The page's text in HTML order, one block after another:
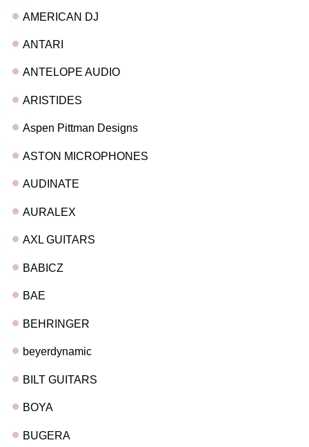
AMERICAN DJ
ANTARI
ANTELOPE AUDIO
ARISTIDES
Aspen Pittman Designs
ASTON MICROPHONES
AUDINATE
AURALEX
AXL GUITARS
BABICZ
BAE
BEHRINGER
beyerdynamic
BILT GUITARS
BOYA
BUGERA